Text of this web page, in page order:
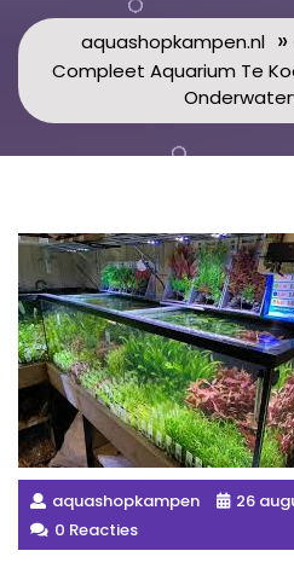
aquashopkampen.nl »
Compleet Aquarium Te
aquashopkampen
26
0 Reacties